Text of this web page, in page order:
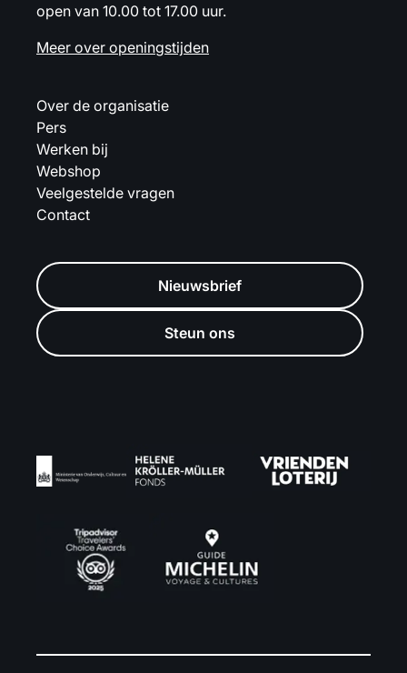
open van 10.00 tot 17.00 uur.
Meer over openingstijden
Over de organisatie
Pers
Werken bij
Webshop
Veelgestelde vragen
Contact
Nieuwsbrief
Steun ons